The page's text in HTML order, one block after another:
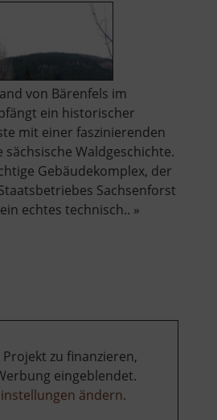
von Bärenfels im
ein historischer
mit einer faszinierenden
Waldgeschichte.
Gebäudekomplex, der
Sachsenforst
echtes technisch.. »
zu finanzieren,
eingeblendet.
ändern.